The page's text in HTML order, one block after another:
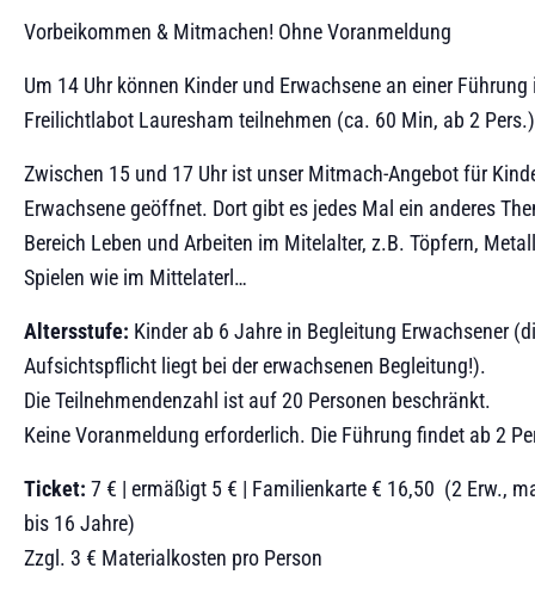
Vorbeikommen & Mitmachen! Ohne Voranmeldung
Um 14 Uhr können Kinder und Erwachsene an einer Führung
Freilichtlabot Lauresham teilnehmen (ca. 60 Min, ab 2 Pers.)
Zwischen 15 und 17 Uhr ist unser Mitmach-Angebot für
Erwachsene geöffnet. Dort gibt es jedes Mal ein anderes
Bereich Leben und Arbeiten im Mitelalter, z.B. Töpfern,
Spielen wie im Mittelaterl…
Altersstufe: Kinder ab 6 Jahre in Begleitung Erwachsener
Aufsichtspflicht liegt bei der erwachsenen Begleitung!).
Die Teilnehmendenzahl ist auf 20 Personen beschränkt.
Keine Voranmeldung erforderlich. Die Führung findet ab 2
Ticket: 7 € | ermäßigt 5 € | Familienkarte € 16,50 (2 Erw.,
bis 16 Jahre)
Zzgl. 3 € Materialkosten pro Person